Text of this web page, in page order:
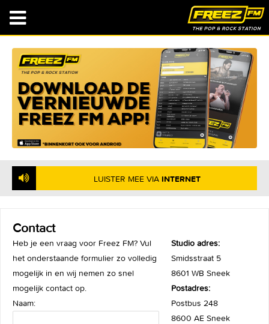
: GRUPPO SPORTIVO - DISCO
LUISTER MEE VIA INTERNET
Contact
Heb je een vraag voor Freez FM? Vul
het onderstaande formulier zo volledig
mogelijk in en wij nemen zo snel
mogelijk contact op.
Naam:
Studio adres:
Smidsstraat 5
8601 WB Sneek
Postadres:
Postbus 248
8600 AE Sneek